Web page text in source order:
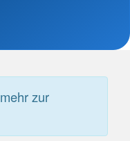
zur